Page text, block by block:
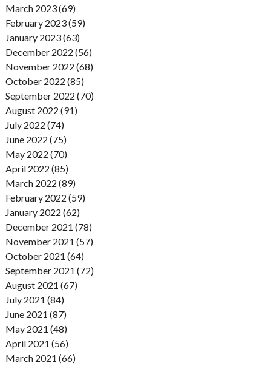
March 2023 (69)
February 2023 (59)
January 2023 (63)
December 2022 (56)
November 2022 (68)
October 2022 (85)
September 2022 (70)
August 2022 (91)
July 2022 (74)
June 2022 (75)
May 2022 (70)
April 2022 (85)
March 2022 (89)
February 2022 (59)
January 2022 (62)
December 2021 (78)
November 2021 (57)
October 2021 (64)
September 2021 (72)
August 2021 (67)
July 2021 (84)
June 2021 (87)
May 2021 (48)
April 2021 (56)
March 2021 (66)